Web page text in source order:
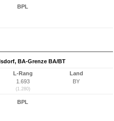
BPL
BA-Grenze BA/BT
L-Rang
1.693
(1.280)
Land
BY
BPL